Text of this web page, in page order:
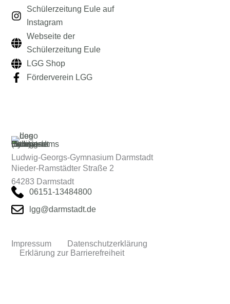
Ludwig-Georgs-Gymnasium Darmstadt
Nieder-Ramstädter Straße 2
64283 Darmstadt
06151-13484800
lgg@darmstadt.de
Impressum
Datenschutzerklärung
Erklärung zur Barrierefreiheit
Schülerzeitung Eule auf
Instagram
Webseite der
Schülerzeitung Eule
LGG Shop
Förderverein LGG